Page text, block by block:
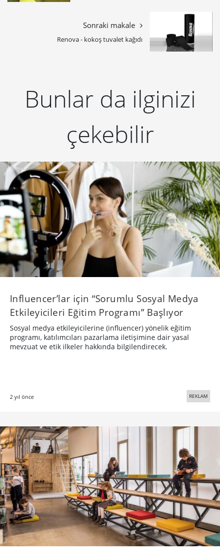
Sonraki makale
Renova - kokoş tuvalet kağıdı
Bunlar da ilginizi
çekebilir
Influencer’lar için “Sorumlu Sosyal Medya
Etkileyicileri Eğitim Programı” Başlıyor
Sosyal medya etkileyicilerine (influencer) yönelik eğitim
programı, katılımcıları pazarlama iletişimine dair yasal
mevzuat ve etik ilkeler hakkında bilgilendirecek.
2 yıl önce REKLAM